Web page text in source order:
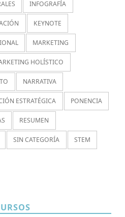
INFOGRAFÍA
KEYNOTE
MARKETING
HOLÍSTICO
NARRATIVA
ESTRATÉGICA PONENCIA
RESUMEN
SIN CATEGORÍA STEM